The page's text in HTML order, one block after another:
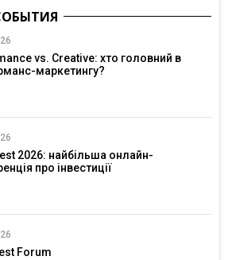
vs. Creative: хто головний в
маркетингу?
2026: найбільша онлайн-
про інвестиції
Forum